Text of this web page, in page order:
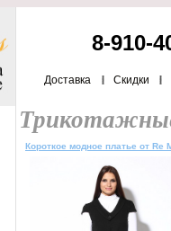
8-910-
Доставка Скидки
Короткое модное платье от Re